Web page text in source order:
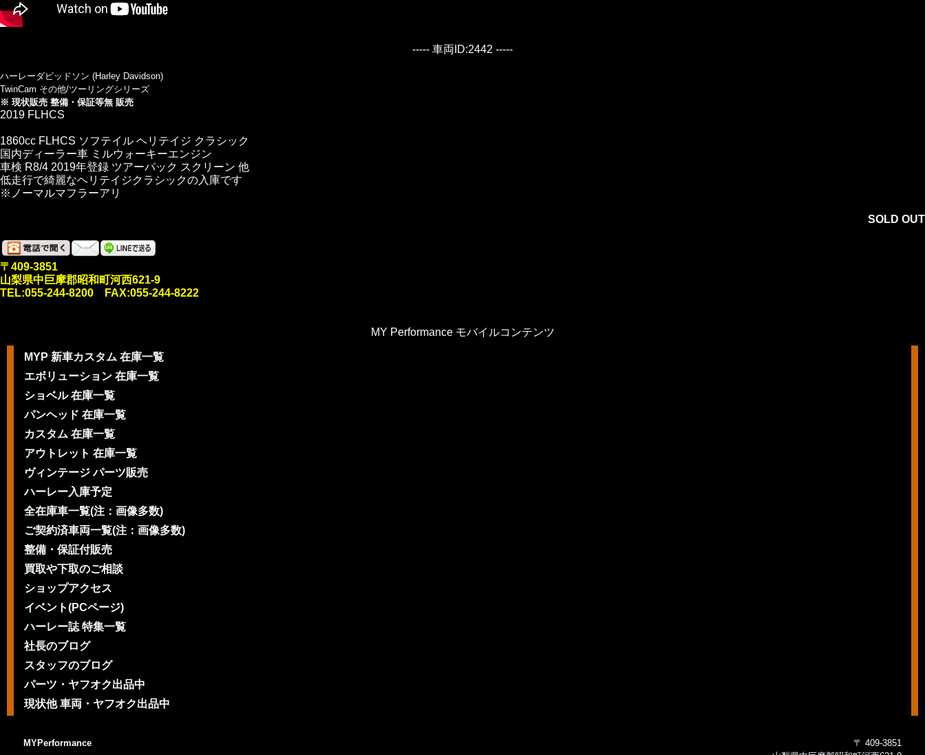
----- 車両ID:2442 -----
ハーレーダビッドソン (Harley Davidson)
TwinCam その他/ツーリングシリーズ
※ 現状販売 整備・保証等無 販売
2019 FLHCS
1860cc FLHCS ソフテイル ヘリテイジ クラシック
国内ディーラー車 ミルウォーキーエンジン
車検 R8/4 2019年登録 ツアーパック スクリーン 他
低走行で綺麗なヘリテイジクラシックの入庫です
※ノーマルマフラーアリ
SOLD OUT
〒409-3851
山梨県中巨摩郡昭和町河西621-9
TEL:055-244-8200 FAX:055-244-8222
MY Performance モバイルコンテンツ
MYP 新車カスタム 在庫一覧
エボリューション 在庫一覧
ショベル 在庫一覧
パンヘッド 在庫一覧
カスタム 在庫一覧
アウトレット 在庫一覧
ヴィンテージ パーツ販売
ハーレー入庫予定
全在庫車一覧(注：画像多数)
ご契約済車両一覧(注：画像多数)
整備・保証付販売
買取や下取のご相談
ショップアクセス
イベント(PCページ)
ハーレー誌 特集一覧
社長のブログ
スタッフのブログ
パーツ・ヤフオク出品中
現状他 車両・ヤフオク出品中
MYPerformance
〒 409-3851